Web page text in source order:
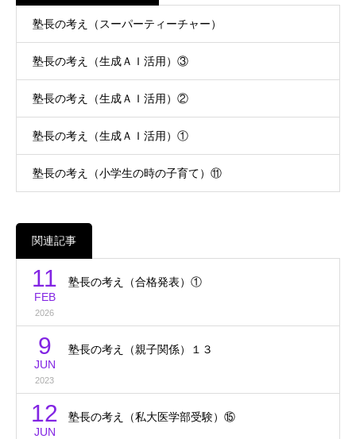
塾長の考え（スーパーティーチャー）
塾長の考え（生成ＡＩ活用）③
塾長の考え（生成ＡＩ活用）②
塾長の考え（生成ＡＩ活用）①
塾長の考え（小学生の時の子育て）⑪
関連記事
11
FEB
2026
塾長の考え（合格発表）①
9
JUN
2023
塾長の考え（親子関係）１３
12
JUN
塾長の考え（私大医学部受験）⑮